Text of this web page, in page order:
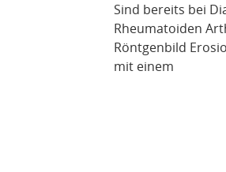
Sind bereits bei
Rheumatoiden
Röntgenbild
mit einem